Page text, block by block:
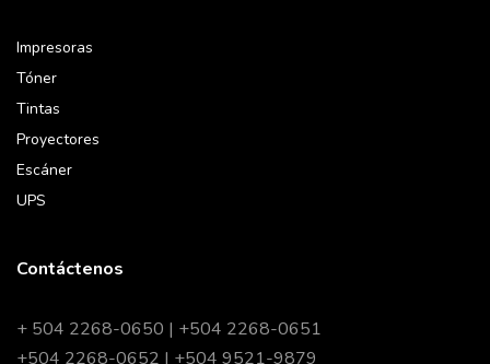
Impresoras
Tóner
Tintas
Proyectores
Escáner
UPS
Contáctenos
+ 504 2268-0650 | +504 2268-0651
+504 2268-0652 | +504 9521-9879